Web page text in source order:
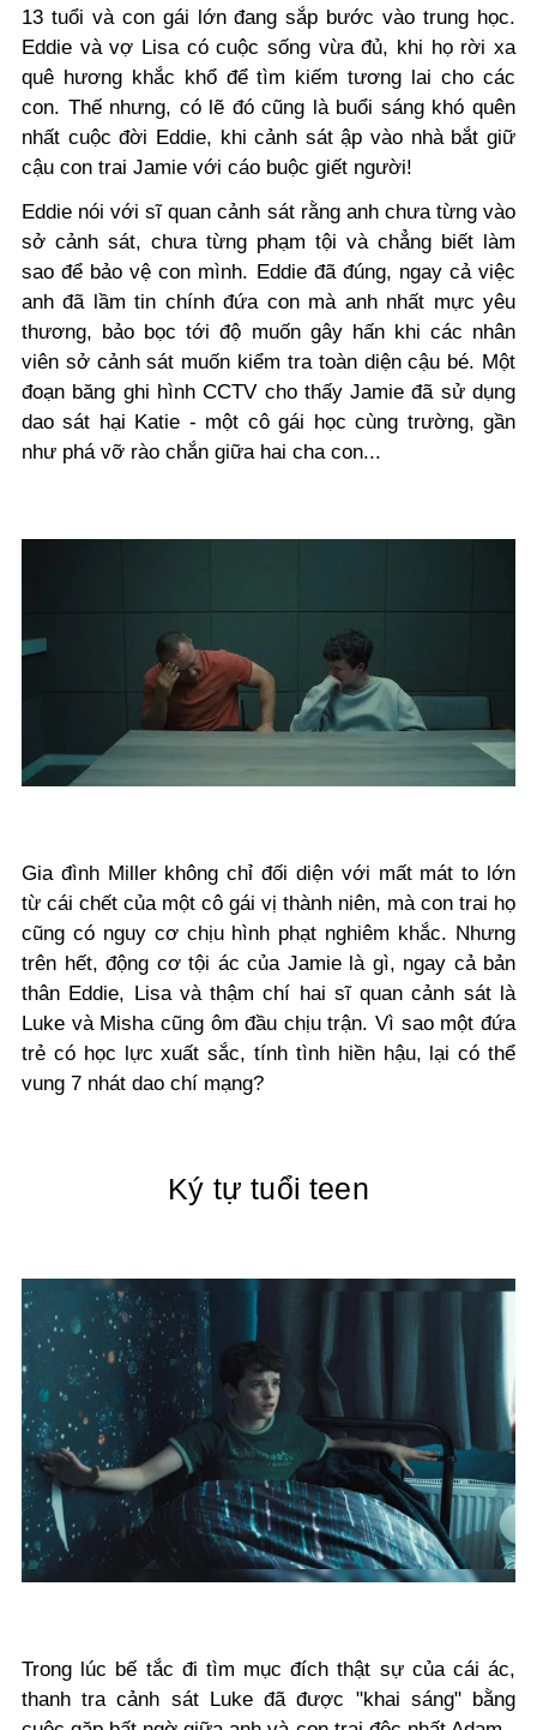
13 tuổi và con gái lớn đang sắp bước vào trung học.
Eddie và vợ Lisa có cuộc sống vừa đủ, khi họ rời xa
quê hương khắc khổ để tìm kiếm tương lai cho các
con. Thế nhưng, có lẽ đó cũng là buổi sáng khó quên
nhất cuộc đời Eddie, khi cảnh sát ập vào nhà bắt giữ
cậu con trai Jamie với cáo buộc giết người!
Eddie nói với sĩ quan cảnh sát rằng anh chưa từng vào
sở cảnh sát, chưa từng phạm tội và chẳng biết làm
sao để bảo vệ con mình. Eddie đã đúng, ngay cả việc
anh đã lầm tin chính đứa con mà anh nhất mực yêu
thương, bảo bọc tới độ muốn gây hấn khi các nhân
viên sở cảnh sát muốn kiểm tra toàn diện cậu bé. Một
đoạn băng ghi hình CCTV cho thấy Jamie đã sử dụng
dao sát hại Katie - một cô gái học cùng trường, gần
như phá vỡ rào chắn giữa hai cha con...
Gia đình Miller không chỉ đối diện với mất mát to lớn
từ cái chết của một cô gái vị thành niên, mà con trai họ
cũng có nguy cơ chịu hình phạt nghiêm khắc. Nhưng
trên hết, động cơ tội ác của Jamie là gì, ngay cả bản
thân Eddie, Lisa và thậm chí hai sĩ quan cảnh sát là
Luke và Misha cũng ôm đầu chịu trận. Vì sao một đứa
trẻ có học lực xuất sắc, tính tình hiền hậu, lại có thể
vung 7 nhát dao chí mạng?
Ký tự tuổi teen
Trong lúc bế tắc đi tìm mục đích thật sự của cái ác,
thanh tra cảnh sát Luke đã được "khai sáng" bằng